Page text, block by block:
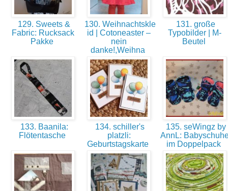
129. Sweets &
Fabric: Rucksack
Pakke
130. Weihnachtskle
id | Cotoneaster –
nein
danke!,Weihna
131. große
Typobilder | M-
Beutel
133. Baanila:
Flötentasche
134. schiller's
platzli:
Geburtstagskarte
135. seWingz by
AnnL:
im Doppelpack